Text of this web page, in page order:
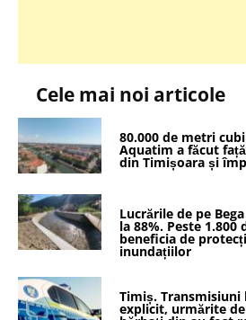
Cele mai noi articole
80.000 de metri
Aquatim a făcut
din Timișoara și
Lucrările de pe
la 88%. Peste
beneficia de
inundațiilor
Timiș.
explicit, urmărite